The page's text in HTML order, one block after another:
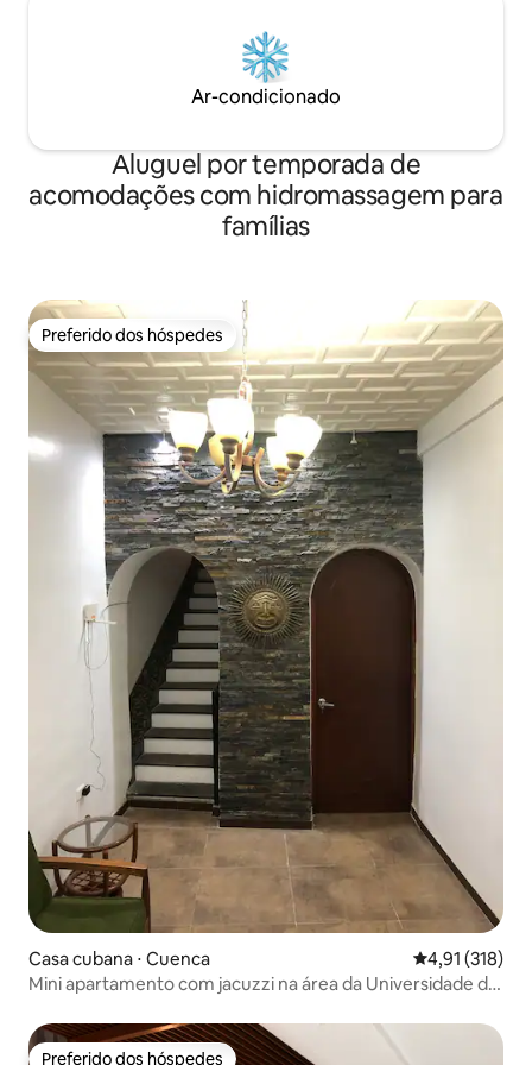
Ar-condicionado
Aluguel por temporada de
acomodações com hidromassagem para
famílias
Preferido dos hóspedes
Preferido dos hóspedes
Casa cubana ⋅ Cuenca 4,91 de uma
4,91 (318)
Mini apartamento com jacuzzi na área da Universidade de
Preferido dos hóspedes